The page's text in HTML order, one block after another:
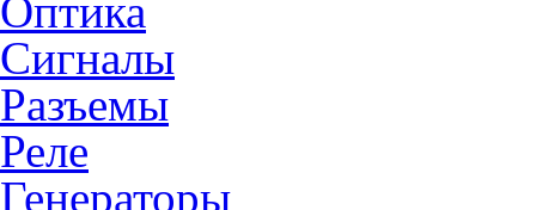
Оптика
Сигналы
Разъемы
Реле
Генераторы